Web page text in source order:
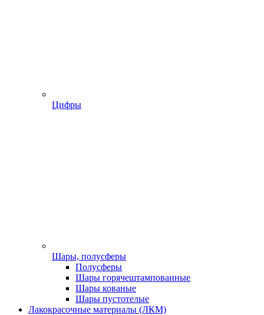
Цифры
Шары, полусферы
Полусферы
Шары горячештампованные
Шары кованые
Шары пустотелые
Лакокрасочные материалы (ЛКМ)